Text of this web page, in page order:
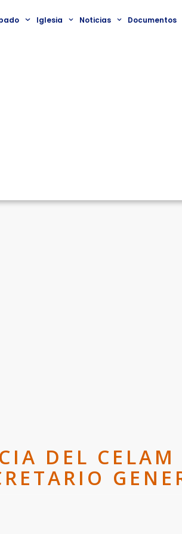
Iglesia Noticias Documentos
DEL